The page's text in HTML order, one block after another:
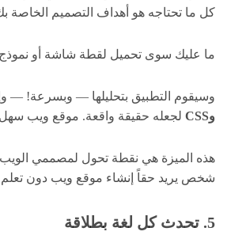
كل ما تحتاجه هو أهداف التصميم الخاصة
ما عليك سوى تحميل لقطة شاشة أو نموذج
وسيقوم التطبيق بتحليلها — وبسرعة! —
وCSS
لجعله حقيقة واقعة. موقع ويب سهل
هذه الميزة هي نقطة تحول لمصممي
شخص يريد حقاً إنشاء موقع ويب دون تعلم
5. تحدث كل لغة بطلاقة